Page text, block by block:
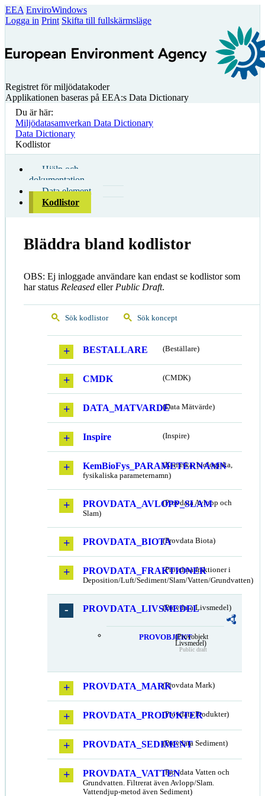
EEA EnviroWindows
Logga in Print Skifta till fullskärmsläge
Registret för miljödatakoder
Applikationen baseras på EEA:s Data Dictionary
Du är här:
Miljödatasamverkan Data Dictionary
Data Dictionary
Kodlistor
Hjälp och
dokumentation
Data element
Kodlistor
Bläddra bland kodlistor
OBS: Ej inloggade användare kan endast se kodlistor som
har status Released eller Public Draft.
Sök kodlistor Sök koncept
BESTALLARE (Beställare)
CMDK (CMDK)
DATA_MATVARDE(Data Mätvärde)
Inspire (Inspire)
KemBioFys_PARAMETERNAMN
(Kemiska, biologiska,
fysikaliska parameternamn)
PROVDATA_AVLOPP_SLAM
(Provdata Avlopp och
Slam)
PROVDATA_BIOTA(Provdata Biota)
PROVDATA_FRAKTIONER
(Provdata fraktioner i
Deposition/Luft/Sediment/Slam/Vatten/Grundvatten)
PROVDATA_LIVSMEDEL
(Provdata Livsmedel)
PROVOBJEKT(Provobjekt
Livsmedel)
Public draft
PROVDATA_MARK(Provdata Mark)
PROVDATA_PRODUKTER
(Provdata Produkter)
PROVDATA_SEDIMENT(Provdata Sediment)
PROVDATA_VATTEN(Provdata Vatten och
Grundvatten. Filtrerat även Avlopp/Slam.
Vattendjup-metod även Sediment)